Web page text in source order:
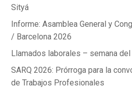
Sityá
Informe: Asamblea General y
/ Barcelona 2026
Llamados laborales – semana
SARQ 2026: Prórroga para la
de Trabajos Profesionales